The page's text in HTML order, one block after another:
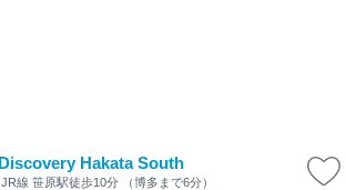
Discovery Hakata South
JR線 笹原駅徒歩10分 （博多まで6分）